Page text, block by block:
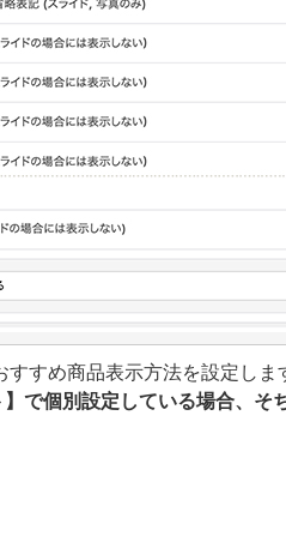
すめ商品表示方法を設定しま
個別設定している場合、そ